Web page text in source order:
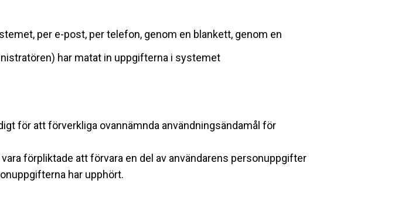
per e-post, per telefon, genom en blankett, genom en
har matat in uppgifterna i systemet
för att förverkliga ovannämnda användningsändamål för
förpliktade att förvara en del av användarens personuppgifter
har upphört.